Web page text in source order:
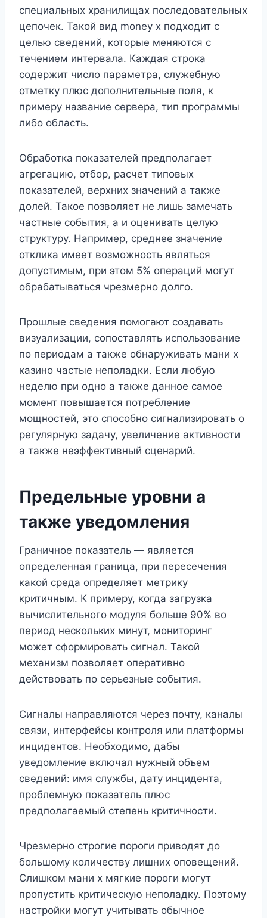
специальных хранилищах последовательных
цепочек. Такой вид money x подходит с
целью сведений, которые меняются с
течением интервала. Каждая строка
содержит число параметра, служебную
отметку плюс дополнительные поля, к
примеру название сервера, тип программы
либо область.
Обработка показателей предполагает
агрегацию, отбор, расчет типовых
показателей, верхних значений а также
долей. Такое позволяет не лишь замечать
частные события, а и оценивать целую
структуру. Например, среднее значение
отклика имеет возможность являться
допустимым, при этом 5% операций могут
обрабатываться чрезмерно долго.
Прошлые сведения помогают создавать
визуализации, сопоставлять использование
по периодам а также обнаруживать мани х
казино частые неполадки. Если любую
неделю при одно а также данное самое
момент повышается потребление
мощностей, это способно сигнализировать о
регулярную задачу, увеличение активности
а также неэффективный сценарий.
Предельные уровни а
также уведомления
Граничное показатель — является
определенная граница, при пересечения
какой среда определяет метрику
критичным. К примеру, когда загрузка
вычислительного модуля больше 90% во
период нескольких минут, мониторинг
может сформировать сигнал. Такой
механизм позволяет оперативно
действовать по серьезные события.
Сигналы направляются через почту, каналы
связи, интерфейсы контроля или платформы
инцидентов. Необходимо, дабы
уведомление включал нужный объем
сведений: имя службы, дату инцидента,
проблемную показатель плюс
предполагаемый степень критичности.
Чрезмерно строгие пороги приводят до
большому количеству лишних оповещений.
Слишком мани х мягкие пороги могут
пропустить критическую неполадку. Поэтому
настройки могут учитывать обычное